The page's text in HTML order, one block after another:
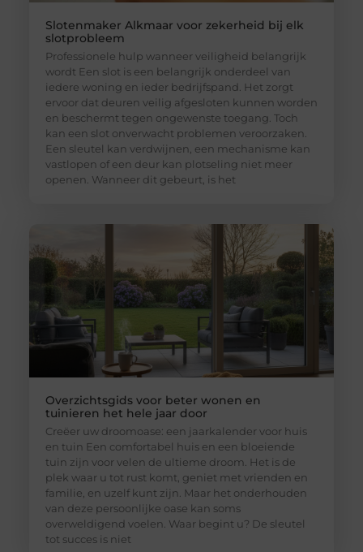
Slotenmaker Alkmaar voor zekerheid bij elk
slotprobleem
Professionele hulp wanneer veiligheid belangrijk
wordt Een slot is een belangrijk onderdeel van
iedere woning en ieder bedrijfspand. Het zorgt
ervoor dat deuren veilig afgesloten kunnen worden
en beschermt tegen ongewenste toegang. Toch
kan een slot onverwacht problemen veroorzaken.
Een sleutel kan verdwijnen, een mechanisme kan
vastlopen of een deur kan plotseling niet meer
openen. Wanneer dit gebeurt, is het
Overzichtsgids voor beter wonen en
tuinieren het hele jaar door
Creëer uw droomoase: een jaarkalender voor huis
en tuin Een comfortabel huis en een bloeiende
tuin zijn voor velen de ultieme droom. Het is de
plek waar u tot rust komt, geniet met vrienden en
familie, en uzelf kunt zijn. Maar het onderhouden
van deze persoonlijke oase kan soms
overweldigend voelen. Waar begint u? De sleutel
tot succes is niet